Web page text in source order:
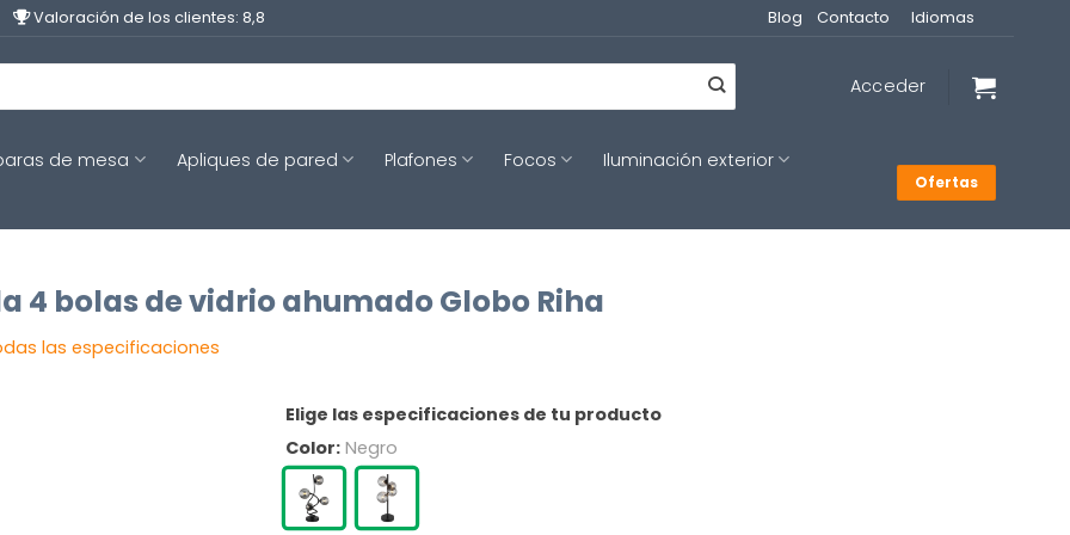
Valoración de los clientes: 8,8 Blog Contacto Idiomas
Acceder
de mesa Apliques de pared Plafones Focos
Iluminación exterior
Ofertas
4 bolas de vidrio ahumado Globo Riha
las especificaciones
Elige las especificaciones de tu producto
Color: Negro